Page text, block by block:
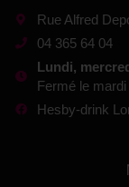
Rue Alfred
04 365 64 04
Lundi,
Fermé le
Hesby-drink